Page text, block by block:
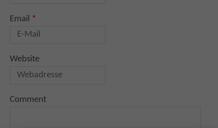
Email *
Website
Comment